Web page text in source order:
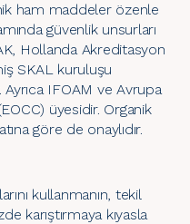
ham maddeler özenle
güvenlik unsurları
Hollanda Akreditasyon
SKAL kuruluşu
Ayrıca IFOAM ve Avrupa
üyesidir. Organik
göre de onaylıdır.
kullanmanın, tekil
karıştırmaya kıyasla